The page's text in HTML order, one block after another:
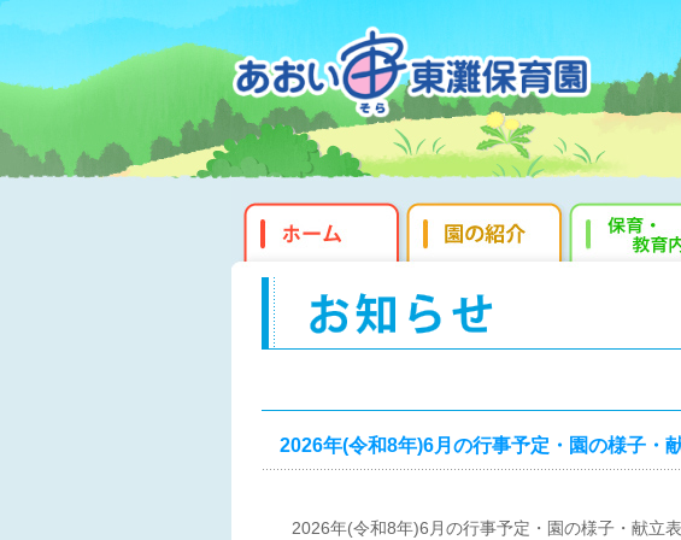
2026年(令和8年)6月の行事予定・園の様子・
2026年(令和8年)6月の行事予定・園の様子・献立表